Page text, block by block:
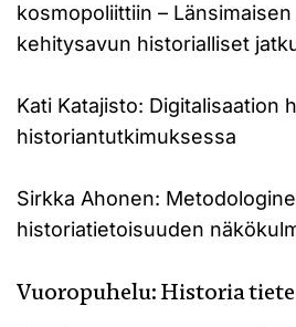
kosmopoliittiin –
kehitysavun historialliset
Kati Katajisto: Digitalisaation
historiantutkimuksessa
Sirkka Ahonen:
historiatietoisuuden
Vuoropuhelu: Historia